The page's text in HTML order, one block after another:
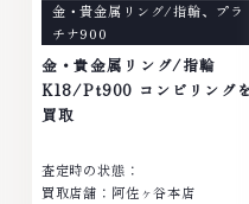
金・貴金属リング/指輪、 プラ
チナ900
金・貴金属リング/指輪
K18/Pt900 コンビリングを
買取
査定時の状態：
買取店舗：阿佐ヶ谷本店